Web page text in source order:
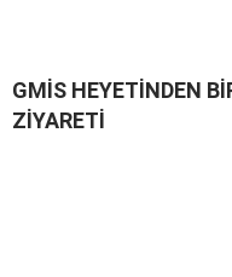
GMİS HEYETİNDEN
ZİYARETİ